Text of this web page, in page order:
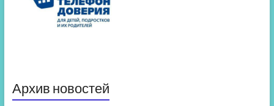
Архив новостей